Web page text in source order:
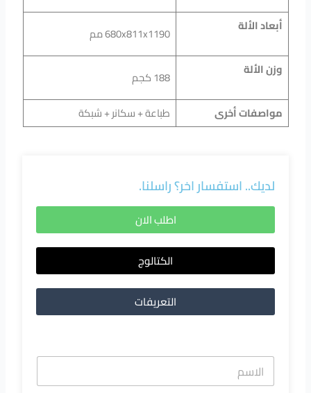
أبعاد الألة
680x811x1190 مم
وزن الألة
188 كجم
مواصفات أخرى
طباعة + سكانر + شبكة
لديك.. استفسار اخر؟ راسلنا.
اطلب الان
الكتالوج
التعريفات